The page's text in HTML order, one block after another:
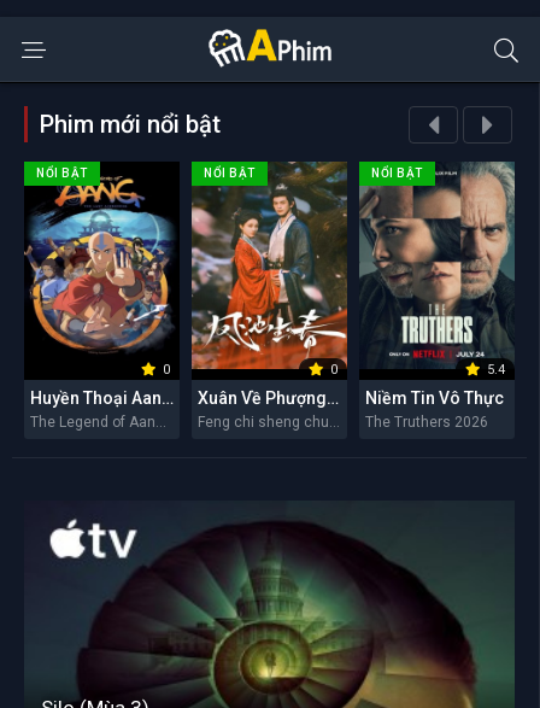
Phim mới nổi bật
0
NỔI BẬT
Huyền Thoại Aang: Tiết Khí Sư Cuối Cùng
0
NỔI BẬT
Xuân Về Phượng Trì
5.4
NỔI BẬT
Niềm Tin Vô Thực
The Truthers 2026